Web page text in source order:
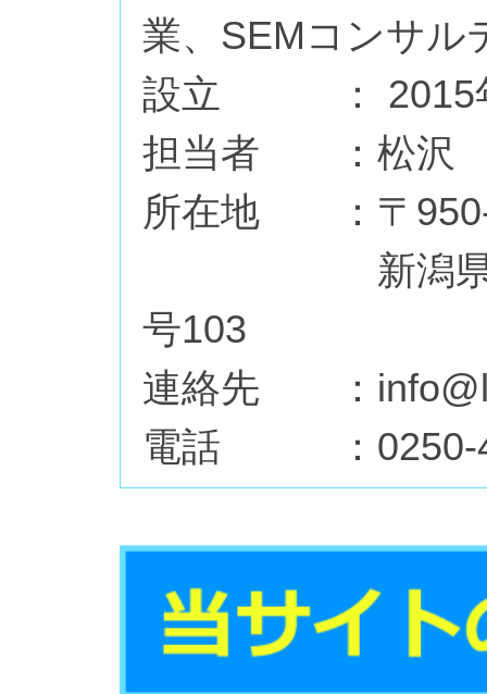
業、SEMコンサル
設立 ： 2015
担当者 ：松沢
所在地 ：〒
新潟
号103
連絡先 ：
電話 ：